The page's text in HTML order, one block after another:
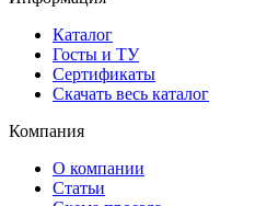
Каталог
Госты и ТУ
Сертификаты
Скачать весь каталог
Компания
О компании
Статьи